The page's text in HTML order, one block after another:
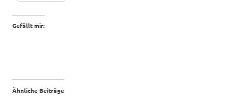
Gefällt mir:
Ähnliche Beiträge